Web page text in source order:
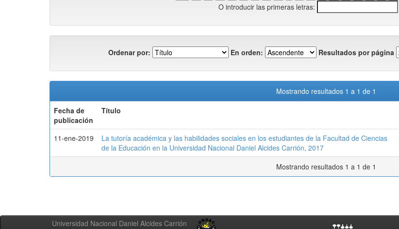
O introducir las primeras letras:
Ordenar por: En orden: Resultados por página
Mostrando resultados 1 a 1 de 1
Fecha de
publicación
Título
11-ene-2019
La tutoría académica y las habilidades sociales en los estudiantes de la Facultad de Ciencias
de la Educación en la Universidad Nacional Daniel Alcides Carrión, 2017
Mostrando resultados 1 a 1 de 1
Universidad Nacional Daniel Alcides Carrión